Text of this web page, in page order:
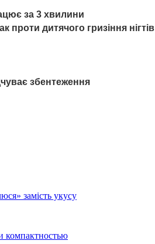
за 3 хвилини
проти дитячого гризіння нігтів
збентеження
замість укусу
компактностью